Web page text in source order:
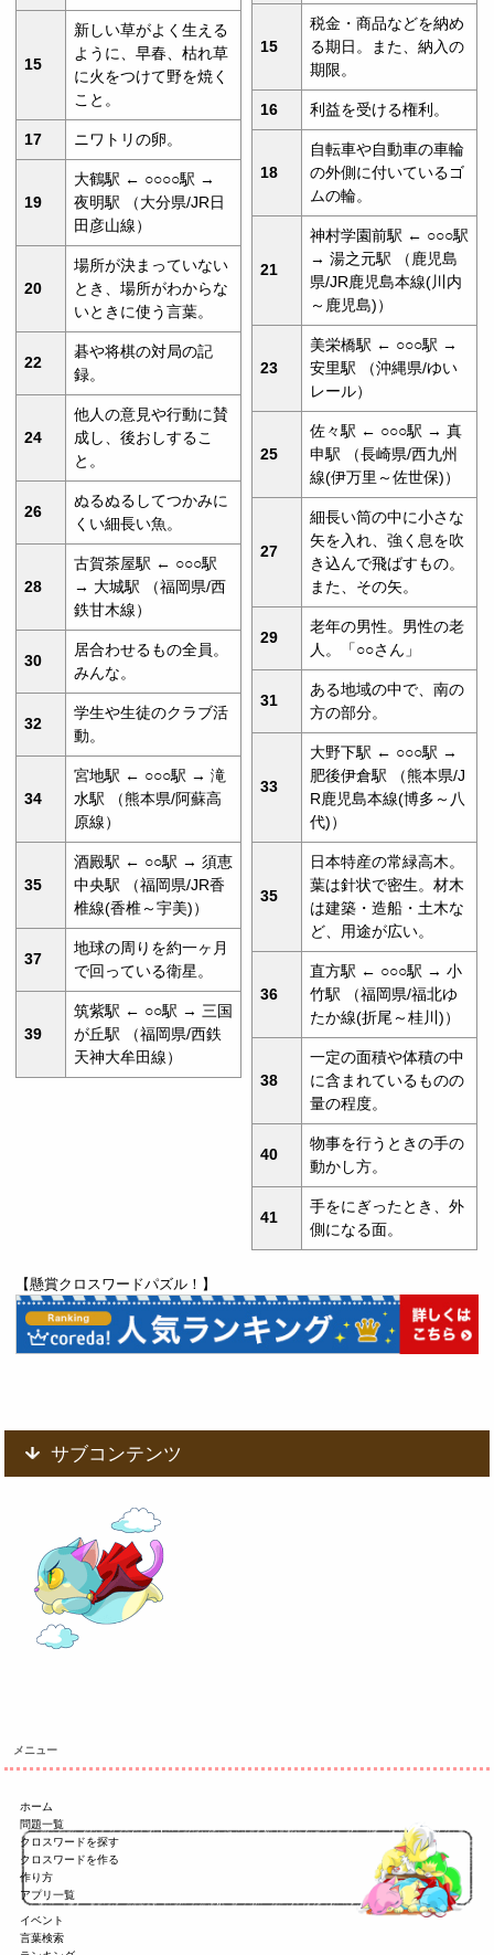
15
新しい草がよく生える
ように、早春、枯れ草
に火をつけて野を焼く
こと。
17 ニワトリの卵。
19
大鶴駅 ← ○○○○駅 →
夜明駅 （大分県/JR日
田彦山線）
20
場所が決まっていない
とき、場所がわからな
いときに使う言葉。
22
碁や将棋の対局の記
録。
24
他人の意見や行動に賛
成し、後おしするこ
と。
26
ぬるぬるしてつかみに
くい細長い魚。
28
古賀茶屋駅 ← ○○○駅
→ 大城駅 （福岡県/西
鉄甘木線）
30
居合わせるもの全員。
みんな。
32
学生や生徒のクラブ活
動。
34
宮地駅 ← ○○○駅 → 滝
水駅 （熊本県/阿蘇高
原線）
35
酒殿駅 ← ○○駅 → 須恵
中央駅 （福岡県/JR香
椎線(香椎～宇美)）
37
地球の周りを約一ヶ月
で回っている衛星。
39
筑紫駅 ← ○○駅 → 三国
が丘駅 （福岡県/西鉄
天神大牟田線）
15
税金・商品などを納め
る期日。また、納入の
期限。
16 利益を受ける権利。
18
自転車や自動車の車輪
の外側に付いているゴ
ムの輪。
21
神村学園前駅 ← ○○○駅
→ 湯之元駅 （鹿児島
県/JR鹿児島本線(川内
～鹿児島)）
23
美栄橋駅 ← ○○○駅 →
安里駅 （沖縄県/ゆい
レール）
25
佐々駅 ← ○○○駅 → 真
申駅 （長崎県/西九州
線(伊万里～佐世保)）
27
細長い筒の中に小さな
矢を入れ、強く息を吹
き込んで飛ばすもの。
また、その矢。
29
老年の男性。男性の老
人。「○○さん」
31
ある地域の中で、南の
方の部分。
33
大野下駅 ← ○○○駅 →
肥後伊倉駅 （熊本県/J
R鹿児島本線(博多～八
代)）
35
日本特産の常緑高木。
葉は針状で密生。材木
は建築・造船・土木な
ど、用途が広い。
36
直方駅 ← ○○○駅 → 小
竹駅 （福岡県/福北ゆ
たか線(折尾～桂川)）
38
一定の面積や体積の中
に含まれているものの
量の程度。
40
物事を行うときの手の
動かし方。
41
手をにぎったとき、外
側になる面。
【懸賞クロスワードパズル！】
サブコンテンツ
メニュー
ホーム
問題一覧
クロスワードを探す
クロスワードを作る
作り方
アプリ一覧
イベント
言葉検索